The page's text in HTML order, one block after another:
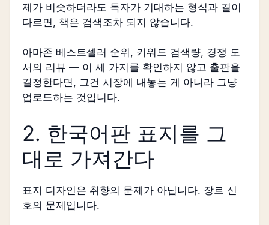
제가 비슷하더라도 독자가 기대하는 형식과 결이
다르면, 책은 검색조차 되지 않습니다.
아마존 베스트셀러 순위, 키워드 검색량, 경쟁 도
서의 리뷰 — 이 세 가지를 확인하지 않고 출판을
결정한다면, 그건 시장에 내놓는 게 아니라 그냥
업로드하는 것입니다.
2. 한국어판 표지를 그
대로 가져간다
표지 디자인은 취향의 문제가 아닙니다. 장르 신
호의 문제입니다.